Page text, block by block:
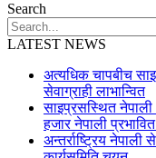
Search
LATEST NEWS
अत्यधिक चापबीच
सेवाग्राही लाभान्वित
साइप्रसस्थित
हजार नेपाली
अन्तर्राष्ट्रिय